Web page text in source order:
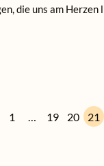
die uns am
1 19 20 21